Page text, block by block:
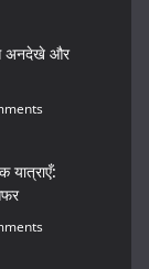
अनदेखे और